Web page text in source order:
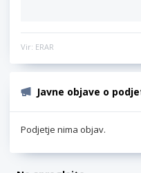
Vir: ERAR
Javne objave o
Podjetje nima objav.